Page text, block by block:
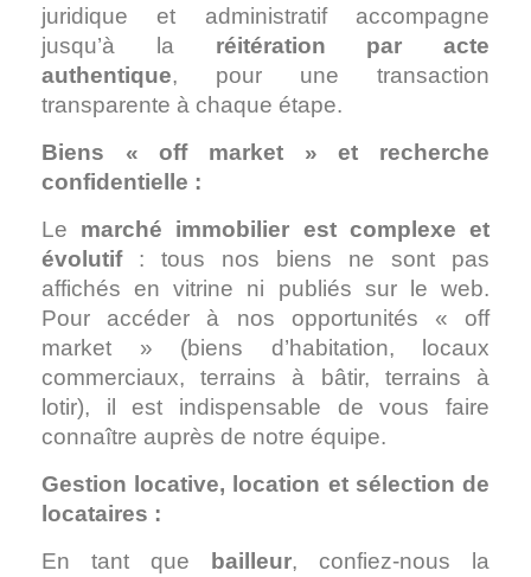
juridique et administratif accompagne
jusqu’à la réitération par acte
authentique, pour une transaction
transparente à chaque étape.
Biens « off market » et recherche
confidentielle :
Le marché immobilier est complexe et
évolutif: tous nos biens ne sont pas
affichés en vitrine ni publiés sur le web.
Pour accéder à nos opportunités « off
market » (biens d’habitation, locaux
commerciaux, terrains à bâtir, terrains à
lotir), il est indispensable de vous faire
connaître auprès de notre équipe.
Gestion locative, location et sélection de
locataires :
En tant que
bailleur, confiez-nous la